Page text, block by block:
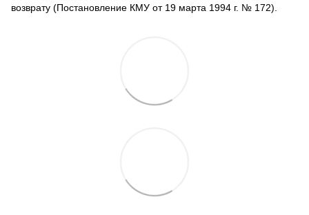
возврату (Постановление КМУ от 19 марта 1994 г. № 172).